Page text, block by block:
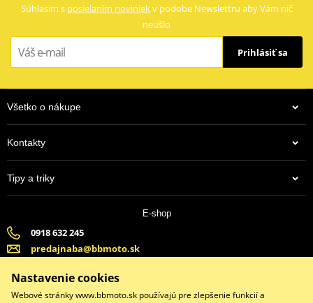
Súhlasím s posielaním noviniekv podobe Newslettru aby Vám nič
neušlo
Prihlásiť sa
Všetko o nákupe
Kontakty
Tipy a triky
E-shop
0918 632 245
predajnaba@bbmoto.sk
(Po-Pi 9:00-18:00, So-9:00-15:00)
Nastavenie cookies
Webové stránky www.bbmoto.sk používajú pre zlepšenie funkcií a